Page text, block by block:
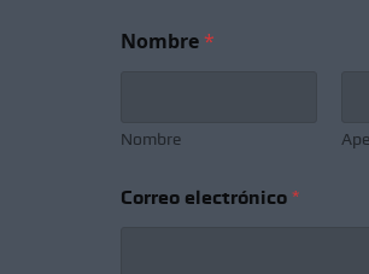
*
Nombre*
Nombre
Correo electrónico *